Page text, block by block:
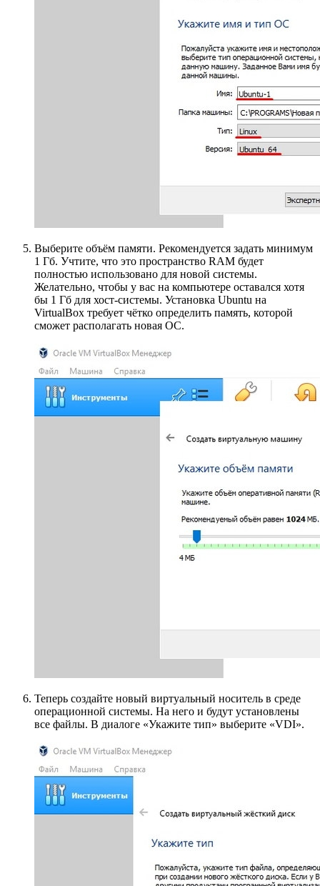
Выберите объём памяти. Рекомендуется задать минимум
1 Гб. Учтите, что это пространство RAM будет
полностью использовано для новой системы.
Желательно, чтобы у вас на компьютере оставался хотя
бы 1 Гб для хост-системы. Установка Ubuntu на
VirtualBox требует чётко определить память, которой
сможет располагать новая ОС.
Теперь создайте новый виртуальный носитель в среде
операционной системы. На него и будут установлены
все файлы. В диалоге «Укажите тип» выберите «VDI».